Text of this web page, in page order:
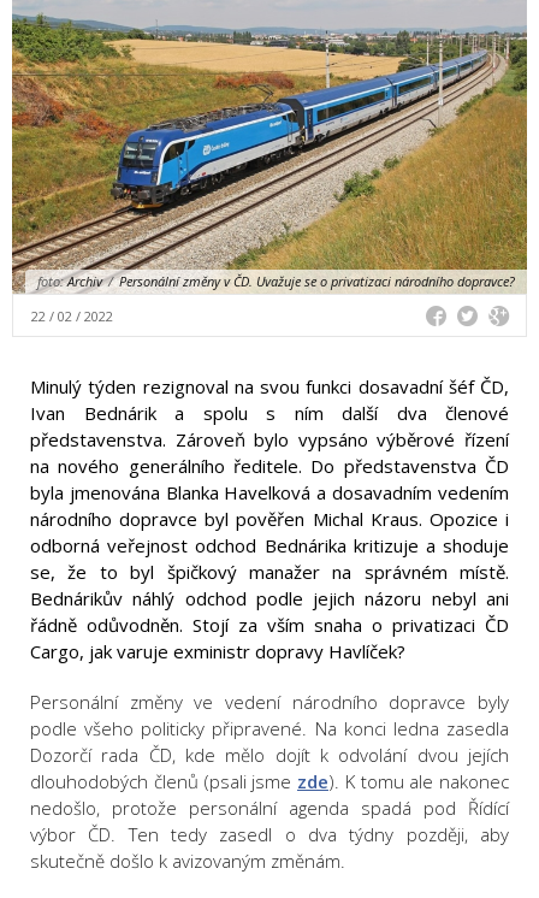
foto:Archiv / Personální změny v ČD. Uvažuje se o privatizaci národního dopravce?
22 / 02 / 2022
Minulý týden rezignoval na svou funkci dosavadní šéf ČD,
Ivan Bednárik a spolu s ním další dva členové
představenstva. Zároveň bylo vypsáno výběrové řízení
na nového generálního ředitele. Do představenstva ČD
byla jmenována Blanka Havelková a dosavadním vedením
národního dopravce byl pověřen Michal Kraus. Opozice i
odborná veřejnost odchod Bednárika kritizuje a shoduje
se, že to byl špičkový manažer na správném místě.
Bednárikův náhlý odchod podle jejich názoru nebyl ani
řádně odůvodněn. Stojí za vším snaha o privatizaci ČD
Cargo, jak varuje exministr dopravy Havlíček?
Personální změny ve vedení národního dopravce byly
podle všeho politicky připravené. Na konci ledna zasedla
Dozorčí rada ČD, kde mělo dojít k odvolání dvou jejích
dlouhodobých členů (psali jsme zde). K tomu ale nakonec
nedošlo, protože personální agenda spadá pod Řídící
výbor ČD. Ten tedy zasedl o dva týdny později, aby
skutečně došlo k avizovaným změnám.